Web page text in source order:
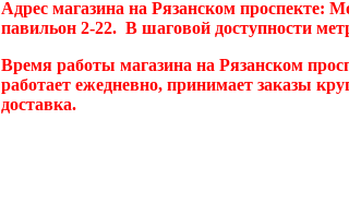
Адрес магазина на Рязанском проспекте:
павильон 2-22. В шаговой доступности
Время работы магазина на Рязанском
работает ежедневно, принимает заказы
доставка.